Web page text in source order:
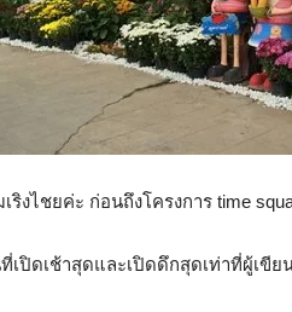
ริงไชยค่ะ ก่อนถึงโครงการ time
เปิดเช้าสุดและเปิดดึกสุดเท่าที่ผู้เขีย